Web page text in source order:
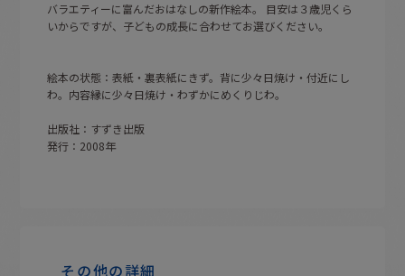
バラエティーに富んだおはなしの新作絵本。 目安は３歳児くら
いからですが、子どもの成長に合わせてお選びください。
絵本の状態：表紙・裏表紙にきず。背に少々日焼け・付近にし
わ。内容縁に少々日焼け・わずかにめくりじわ。
出版社：すずき出版
発行：2008年
その他の詳細